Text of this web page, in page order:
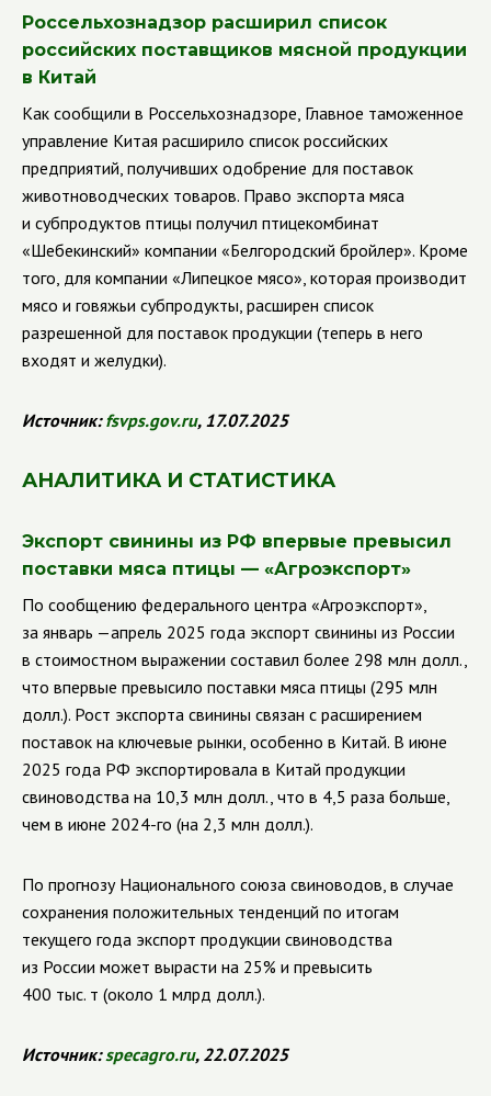
Россельхознадзор расширил список
российских поставщиков мясной продукции
в Китай
Как сообщили в Россельхознадзоре, Главное таможенное
управление Китая расширило список российских
предприятий, получивших одобрение для поставок
животноводческих товаров. Право экспорта мяса
и субпродуктов птицы получил птицекомбинат
«Шебекинский» компании «Белгородский бройлер». Кроме
того, для компании «Липецкое мясо», которая производит
мясо и говяжьи субпродукты, расширен список
разрешенной для поставок продукции (теперь в него
входят и желудки).
Источник:fsvps.gov.ru, 17.07.2025
АНАЛИТИКА И СТАТИСТИКА
Экспорт свинины из РФ впервые превысил
поставки мяса птицы — «Агроэкспорт»
По сообщению федерального центра «Агроэкспорт»,
за январь —апрель 2025 года экспорт свинины из России
в стоимостном выражении составил более 298 млн долл.,
что впервые превысило поставки мяса птицы (295 млн
долл.). Рост экспорта свинины связан с расширением
поставок на ключевые рынки, особенно в Китай. В июне
2025 года РФ экспортировала в Китай продукции
свиноводства на 10,3 млн долл., что в 4,5 раза больше,
чем в июне 2024-го (на 2,3 млн долл.).
По прогнозу Национального союза свиноводов, в случае
сохранения положительных тенденций по итогам
текущего года экспорт продукции свиноводства
из России может вырасти на 25% и превысить
400 тыс. т (около 1 млрд долл.).
Источник:specagro.ru, 22.07.2025